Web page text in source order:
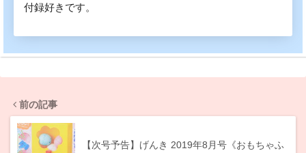
付録好きです。
前の記事
【次号予告】げんき 2019年8月号《おもちゃふ